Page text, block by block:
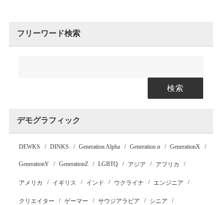
フリーワード検索
検索
デモグラフィック
DEWKS DINKS Generation Alpha Generation α GenerationX
GenerationY GenerationZ LGBTQ アジア アフリカ
アメリカ イギリス インド ウクライナ エンジニア
クリエイター ゲーマー サウジアラビア シニア